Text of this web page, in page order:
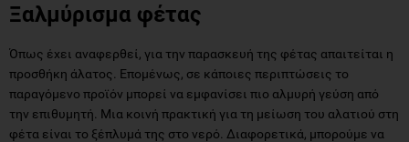
Ξαλμύρισμα φέτας
Όπως έχει αναφερθεί, για την παρασκευή της φέτας απαιτείται η
προσθήκη άλατος. Επομένως, σε κάποιες περιπτώσεις το
παραγόμενο προϊόν μπορεί να εμφανίσει πιο αλμυρή γεύση από
την επιθυμητή. Μια κοινή πρακτική για τη μείωση του αλατιού στη
φέτα είναι το ξέπλυμά της στο νερό. Διαφορετικά, μπορούμε να